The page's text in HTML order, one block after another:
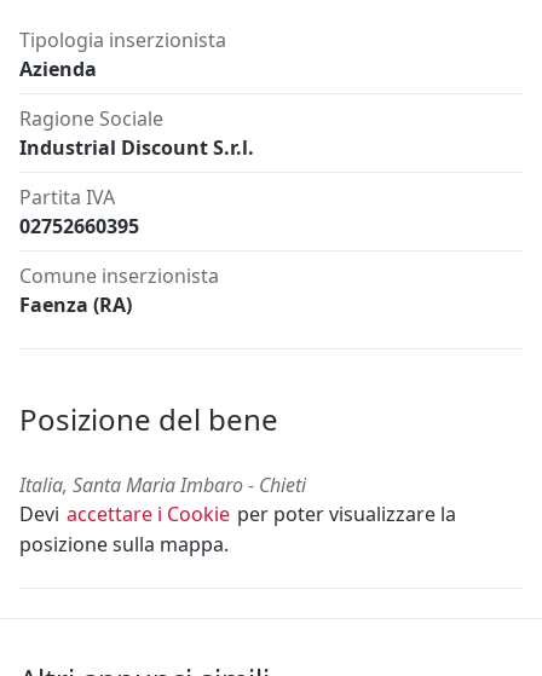
Tipologia inserzionista
Azienda
Ragione Sociale
Industrial Discount S.r.l.
Partita IVA
02752660395
Comune inserzionista
Faenza (RA)
Posizione del bene
Italia, Santa Maria Imbaro - Chieti
Devi accettare i Cookie per poter visualizzare la
posizione sulla mappa.